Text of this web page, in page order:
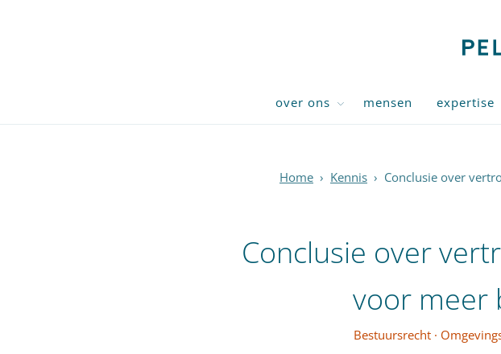
over ons mensen expertise
Home › Kennis › Conclusie over
Conclusie over
voor meer
Bestuursrecht ·